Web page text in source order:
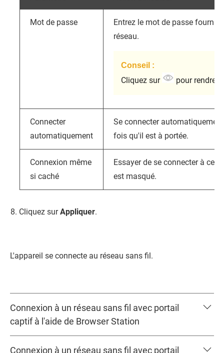
Mot de passe
Entrez le mot de passe fourni
réseau.
Conseil :
Cliquez sur pour rendre
Connecter
automatiquement
Se connecter
fois qu'il est à portée.
Connexion même
si caché
Essayer de se connecter à ce
est masqué.
Cliquez surAppliquer.
L'appareil se connecte au réseau sans fil.
Connexion à un réseau sans fil avec portail
captif à l'aide de Browser Station
Connexion à un réseau sans fil avec portail